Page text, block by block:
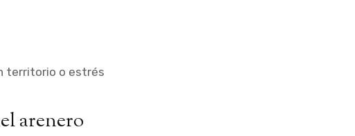
territorio o estrés
arenero